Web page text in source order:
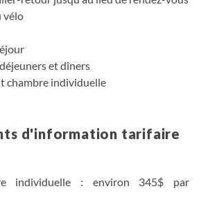
vélo
et dîners
chambre individuelle
d'information tarifaire
individuelle : environ 345$ par